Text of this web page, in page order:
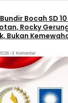
Bocah SD
Rocky
Bukan
•3 Komentar